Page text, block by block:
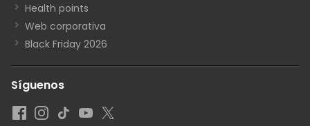
Health points
Web corporativa
Black Friday 2026
Síguenos